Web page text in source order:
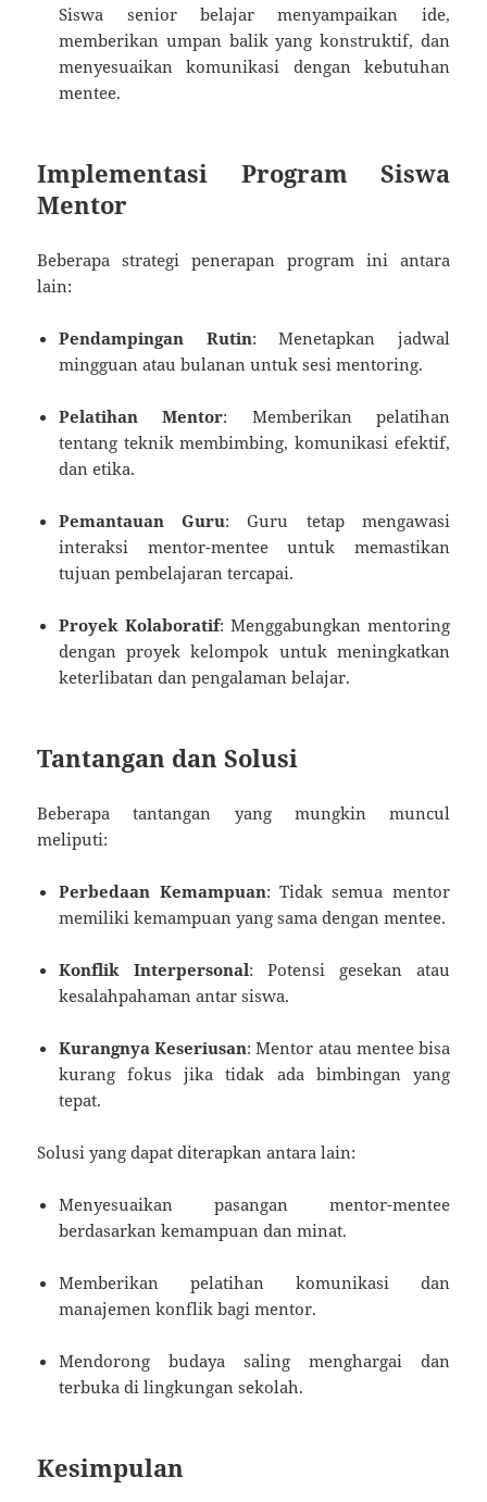
Siswa senior belajar menyampaikan ide,
memberikan umpan balik yang konstruktif, dan
menyesuaikan komunikasi dengan kebutuhan
mentee.
Implementasi Program Siswa
Mentor
Beberapa strategi penerapan program ini antara
lain:
Pendampingan Rutin: Menetapkan jadwal
mingguan atau bulanan untuk sesi mentoring.
Pelatihan Mentor: Memberikan pelatihan
tentang teknik membimbing, komunikasi efektif,
dan etika.
Pemantauan Guru: Guru tetap mengawasi
interaksi mentor-mentee untuk memastikan
tujuan pembelajaran tercapai.
Proyek Kolaboratif: Menggabungkan mentoring
dengan proyek kelompok untuk meningkatkan
keterlibatan dan pengalaman belajar.
Tantangan dan Solusi
Beberapa tantangan yang mungkin muncul
meliputi:
Perbedaan Kemampuan: Tidak semua mentor
memiliki kemampuan yang sama dengan mentee.
Konflik Interpersonal: Potensi gesekan atau
kesalahpahaman antar siswa.
Kurangnya Keseriusan: Mentor atau mentee bisa
kurang fokus jika tidak ada bimbingan yang
tepat.
Solusi yang dapat diterapkan antara lain:
Menyesuaikan pasangan mentor-mentee
berdasarkan kemampuan dan minat.
Memberikan pelatihan komunikasi dan
manajemen konflik bagi mentor.
Mendorong budaya saling menghargai dan
terbuka di lingkungan sekolah.
Kesimpulan